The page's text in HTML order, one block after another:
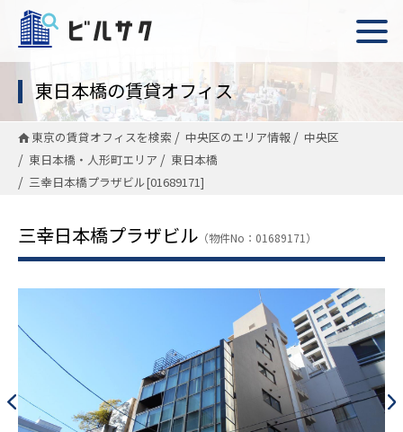
東日本橋の賃貸オフィス
東京の賃貸オフィスを検索 中央区のエリア情報
中央区
東日本橋・人形町エリア
東日本橋
三幸日本橋プラザビル[01689171]
三幸日本橋プラザビル （物件No：01689171）